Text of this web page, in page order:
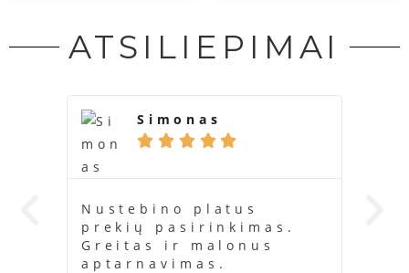
ATSILIEPIMAI
Simonas
   
Nustebino platus
prekių pasirinkimas.
Greitas ir malonus
aptarnavimas.